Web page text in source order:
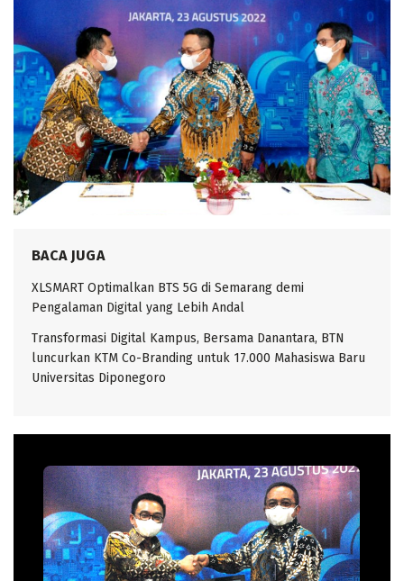
BACA JUGA
XLSMART Optimalkan BTS 5G di Semarang demi
Pengalaman Digital yang Lebih Andal
Transformasi Digital Kampus, Bersama Danantara, BTN
luncurkan KTM Co-Branding untuk 17.000 Mahasiswa Baru
Universitas Diponegoro